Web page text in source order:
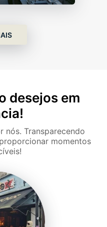
desejos em
nós. Transparecendo
momentos